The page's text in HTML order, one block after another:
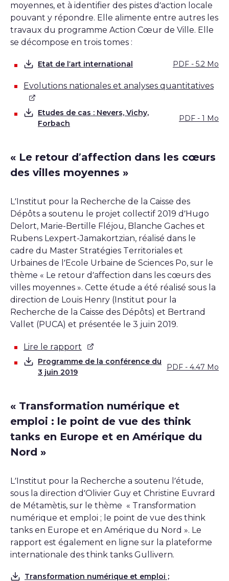
moyennes, et à identifier des pistes d’action locale
pouvant y répondre. Elle alimente entre autres les
travaux du programme Action Cœur de Ville. Elle
se décompose en trois tomes :
Télécharger
Etat de l’art international PDF - 5.2 Mo
Evolutions nationales et analyses quantitatives
Télécharger
Etudes de cas : Nevers, Vichy,
Forbach
PDF - 1 Mo
« Le retour d’affection dans les cœurs
des villes moyennes »
L’Institut pour la Recherche de la Caisse des
Dépôts a soutenu le projet collectif 2019 d’Hugo
Delort, Marie-Bertille Fléjou, Blanche Gaches et
Rubens Lexpert-Jamakortzian, réalisé dans le
cadre du Master Stratégies Territoriales et
Urbaines de l’Ecole Urbaine de Sciences Po, sur le
thème « Le retour d’affection dans les cœurs des
villes moyennes ». Cette étude a été réalisé sous la
direction de Louis Henry (Institut pour la
Recherche de la Caisse des Dépôts) et Bertrand
Vallet (PUCA) et présentée le 3 juin 2019.
Lire le rapport
Télécharger
Programme de la conférence du
3 juin 2019
PDF - 4.47 Mo
« Transformation numérique et
emploi : le point de vue des think
tanks en Europe et en Amérique du
Nord »
L’Institut pour la Recherche a soutenu l’étude,
sous la direction d’Olivier Guy et Christine Euvrard
de Métamètis, sur le thème « Transformation
numérique et emploi ; le point de vue des think
tanks en Europe et en Amérique du Nord ». Le
rapport est également en ligne sur la plateforme
internationale des think tanks Gullivern.
Transformation numérique et emploi ;